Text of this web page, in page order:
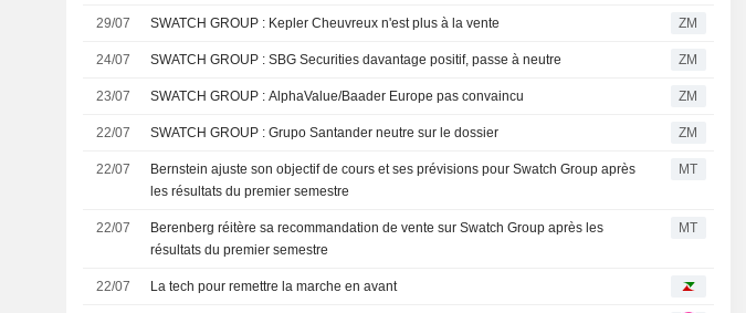
29/07 SWATCH GROUP : Kepler Cheuvreux n'est plus à la vente ZM
24/07 SWATCH GROUP : SBG Securities davantage positif, passe à neutre ZM
23/07 SWATCH GROUP : AlphaValue/Baader Europe pas convaincu ZM
22/07 SWATCH GROUP : Grupo Santander neutre sur le dossier ZM
22/07
Bernstein ajuste son objectif de cours et ses prévisions pour Swatch Group après
les résultats du premier semestre
MT
22/07
Berenberg réitère sa recommandation de vente sur Swatch Group après les
résultats du premier semestre
MT
22/07 La tech pour remettre la marche en avant